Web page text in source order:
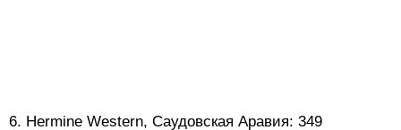
6. Hermine Western, Саудовская Аравия: 349